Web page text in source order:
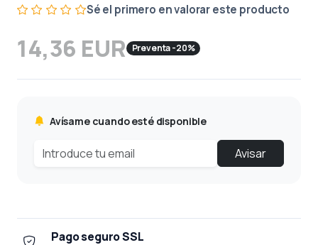
Sé el primero en valorar este producto
14,36 EUR Preventa -20%
Avísame cuando esté disponible
Avisar
Pago seguro SSL